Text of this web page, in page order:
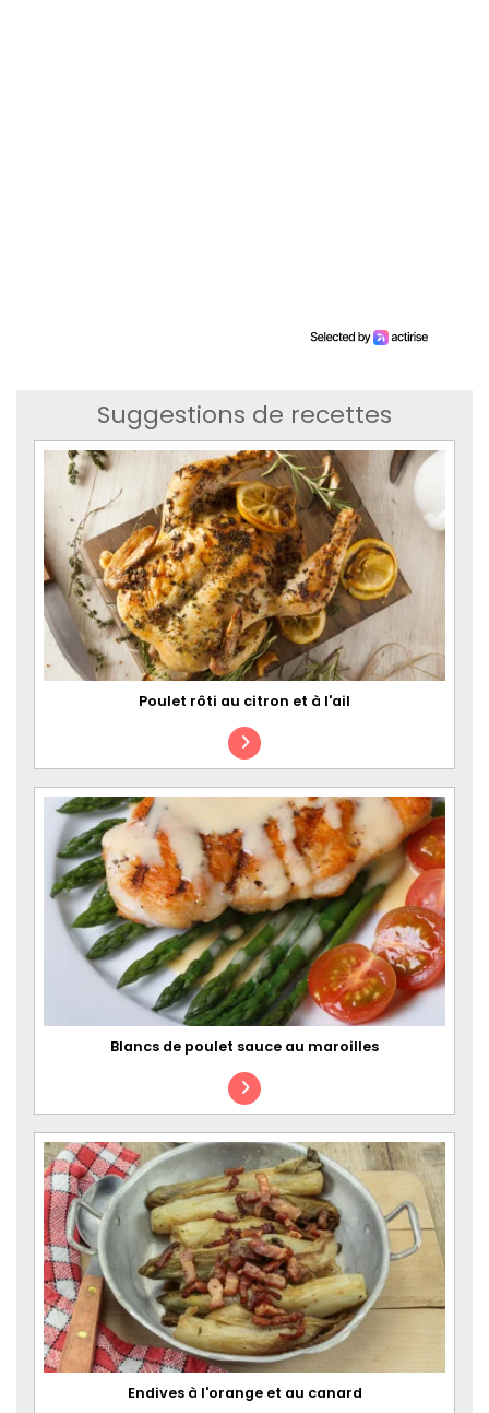
Suggestions de recettes
Poulet rôti au citron et à l'ail
Blancs de poulet sauce au maroilles
Endives à l'orange et au canard